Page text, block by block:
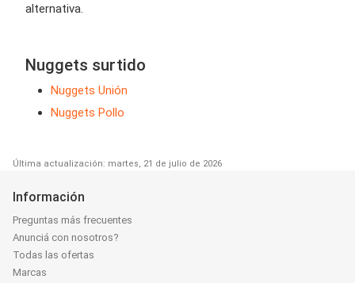
alternativa.
Nuggets surtido
Nuggets Unión
Nuggets Pollo
Última actualización: martes, 21 de julio de 2026
Información
Preguntas más frecuentes
Anunciá con nosotros?
Todas las ofertas
Marcas